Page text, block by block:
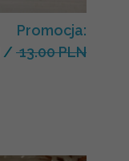
Promocja:
/ 13.00 PLN